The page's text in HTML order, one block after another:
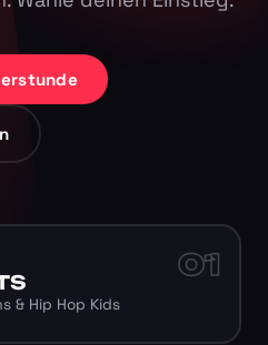
01
& Hip Hop Kids